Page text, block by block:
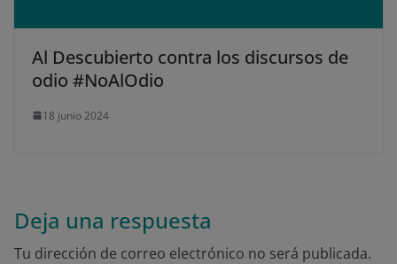
Al Descubierto contra los discursos de
odio #NoAlOdio
18 junio 2024
Deja una respuesta
Tu dirección de correo electrónico no será publicada.